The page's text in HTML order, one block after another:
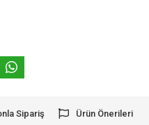
Sipariş Ürün Önerileri